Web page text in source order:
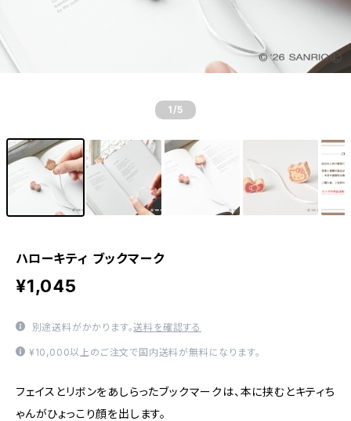
1 /5
ハローキティ ブックマーク
¥1,045
別途送料がかかります。送料を確認する
¥10,000以上のご注文で国内送料が無料になります。
フェイスとリボンをあしらったブックマークは、本に挟むとキティち
ゃんがひょっこり顔を出します。